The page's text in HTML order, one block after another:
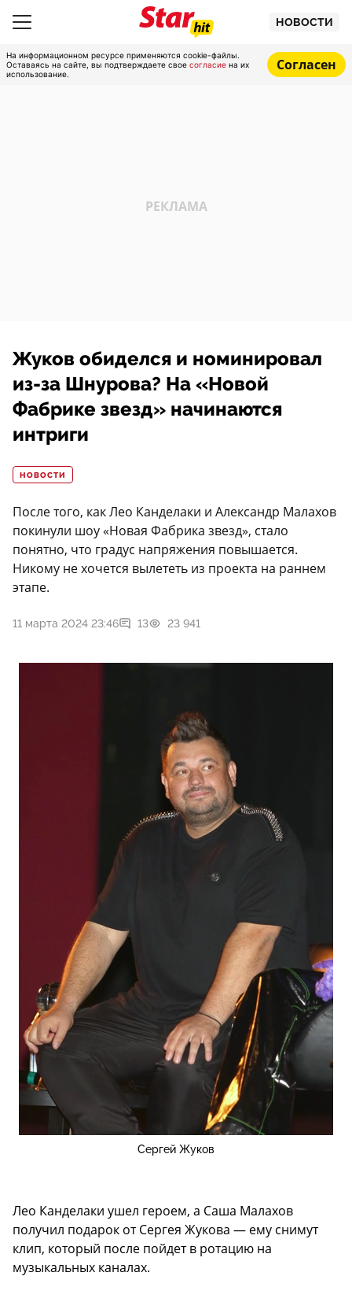
НОВОСТИ
На информационном ресурсе применяются cookie-файлы.
Оставаясь на сайте, вы подтверждаете свое согласие на их
использование.
Согласен
Жуков обиделся и номинировал
из-за Шнурова? На «Новой
Фабрике звезд» начинаются
интриги
НОВОСТИ
После того, как Лео Канделаки и Александр Малахов
покинули шоу «Новая Фабрика звезд», стало
понятно, что градус напряжения повышается.
Никому не хочется вылететь из проекта на раннем
этапе.
11 марта 2024 23:46 13 23 941
Сергей Жуков
Лео Канделаки ушел героем, а Саша Малахов
получил подарок от Сергея Жукова — ему снимут
клип, который после пойдет в ротацию на
музыкальных каналах.